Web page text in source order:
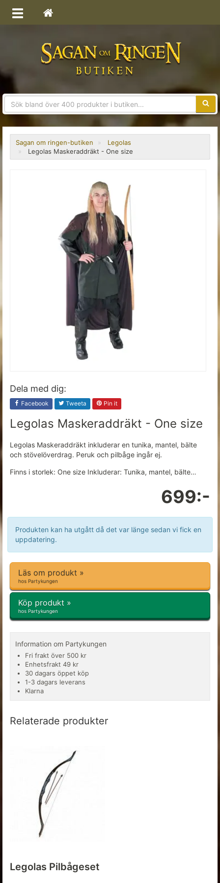
Sagan om ringen-butiken
Legolas
Legolas Maskeraddräkt - One size
Dela med dig:
Facebook Tweeta Pin it
Legolas Maskeraddräkt - One size
Legolas Maskeraddräkt inkluderar en tunika, mantel, bälte
och stövelöverdrag. Peruk och pilbåge ingår ej.
Finns i storlek: One size Inkluderar: Tunika, mantel, bälte…
699:-
Produkten kan ha utgått då det var länge sedan vi fick en
uppdatering.
Läs om produkt »
hos Partykungen
Köp produkt »
hos Partykungen
Information om Partykungen
Fri frakt över 500 kr
Enhetsfrakt 49 kr
30 dagars öppet köp
1-3 dagars leverans
Klarna
Relaterade produkter
Legolas Pilbågeset